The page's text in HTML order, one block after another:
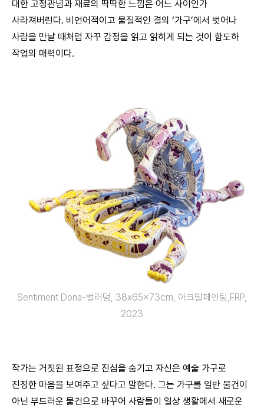
대한 고정관념과 재료의 딱딱한 느낌은 어느 사이인가
사라져버린다. 비언어적이고 물질적인 결의 ‘가구’에서 벗어나
사람을 만날 때처럼 자꾸 감정을 읽고 읽히게 되는 것이 함도하
작업의 매력이다.
Sentiment Dona-벌러덩, 38x65x73cm, 아크릴페인팅,FRP,
2023
작가는 거짓된 표정으로 진심을 숨기고 자신은 예술 가구로
진정한 마음을 보여주고 싶다고 말한다. 그는 가구를 일반 물건이
아닌 부드러운 물건으로 바꾸어 사람들이 일상 생활에서 새로운